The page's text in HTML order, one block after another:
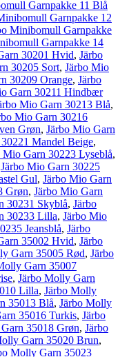
Garnpakke 11 Blå
Garnpakke 12
Minibomull Garnpakke
Garnpakke 14
30201 Hvid, Järbo
30205 Sort, Järbo Mio
30209 Orange, Järbo
Garn 30211 Hindbær
Mio Garn 30213 Blå,
Mio Garn 30216
Grøn, Järbo Mio Garn
Mandel Beige,
Mio Garn 30223 Lyseblå,
Järbo Mio Garn 30225
Gul, Järbo Mio Garn
Grøn, Järbo Mio Garn
30231 Skyblå, Järbo
30233 Lilla, Järbo Mio
Jeansblå, Järbo
35002 Hvid, Järbo
Garn 35005 Rød, Järbo
Garn 35007
, Järbo Molly Garn
Lilla, Järbo Molly
35013 Blå, Järbo Molly
35016 Turkis, Järbo
35018 Grøn, Järbo
Garn 35020 Brun,
Molly Garn 35023